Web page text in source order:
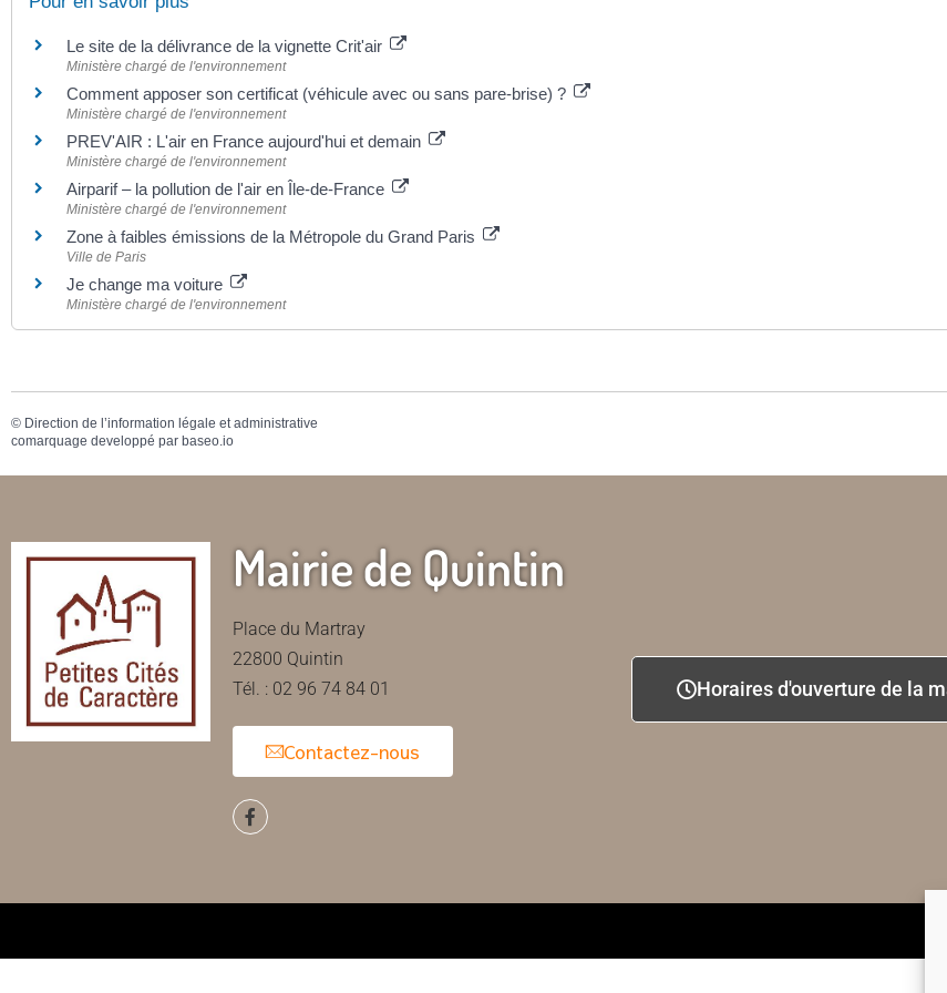
Le site de la délivrance de la vignette Crit'air
Ministère chargé de l'environnement
Comment apposer son certificat (véhicule avec ou sans pare-brise) ?
Ministère chargé de l'environnement
PREV'AIR : L'air en France aujourd'hui et demain
Ministère chargé de l'environnement
Airparif – la pollution de l'air en Île-de-France
Ministère chargé de l'environnement
Zone à faibles émissions de la Métropole du Grand Paris
Ville de Paris
Je change ma voiture
Ministère chargé de l'environnement
© Direction de l’information légale et administrative
comarquage developpé par baseo.io
Mairie de Quintin
Place du Martray
22800 Quintin
Tél. : 02 96 74 84 01
Contactez-nous
Horaires d'ouverture de la